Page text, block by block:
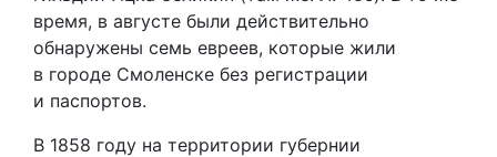
время, в августе были действительно
обнаружены семь евреев, которые жили
в городе Смоленске без регистрации
и паспортов.
В 1858 году на территории губернии